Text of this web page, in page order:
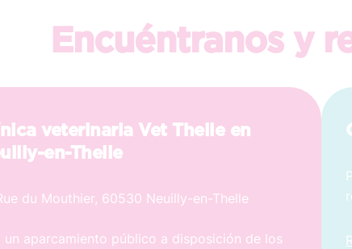
Encuéntranos y
veterinaria Vet Thelle en
en-Thelle
du Mouthier, 60530 Neuilly-en-Thelle
un aparcamiento público a disposición de los